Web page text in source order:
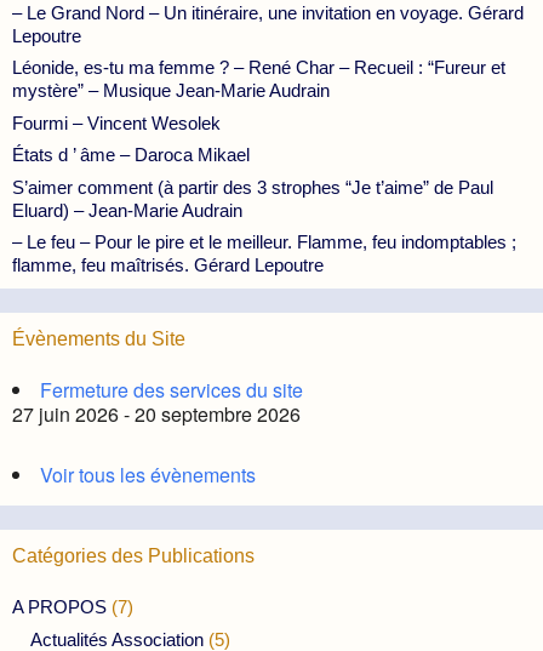
– Le Grand Nord – Un itinéraire, une invitation en voyage. Gérard
Lepoutre
Léonide, es-tu ma femme ? – René Char – Recueil : “Fureur et
mystère” – Musique Jean-Marie Audrain
Fourmi – Vincent Wesolek
États d ’ âme – Daroca Mikael
S’aimer comment (à partir des 3 strophes “Je t’aime” de Paul
Eluard) – Jean-Marie Audrain
– Le feu – Pour le pire et le meilleur. Flamme, feu indomptables ;
flamme, feu maîtrisés. Gérard Lepoutre
Évènements du Site
Fermeture des services du site
27 juin 2026 - 20 septembre 2026
Voir tous les évènements
Catégories des Publications
A PROPOS (7)
Actualités Association (5)